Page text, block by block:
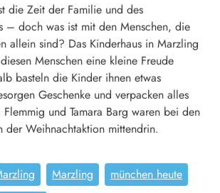
die Zeit der Familie und des
– doch was ist mit den Menschen, die
allein sind? Das Kinderhaus in Marzling
Menschen eine kleine Freude
basteln die Kinder ihnen etwas
Geschenke und verpacken alles
und Tamara Barg waren bei den
der Weihnachtaktion mittendrin.
Marzling
münchen heute